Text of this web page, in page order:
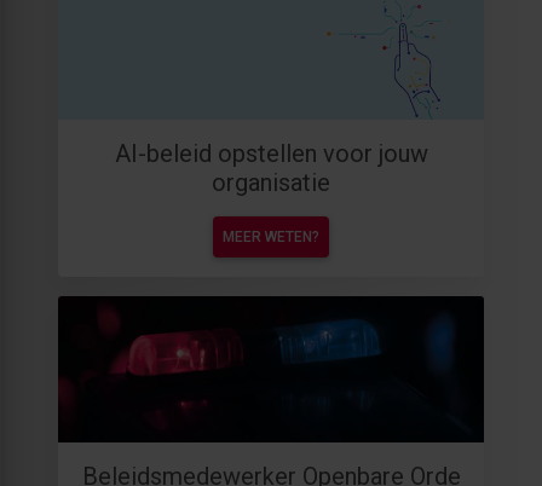
AI-beleid opstellen voor jouw
organisatie
MEER WETEN?
Beleidsmedewerker Openbare Orde